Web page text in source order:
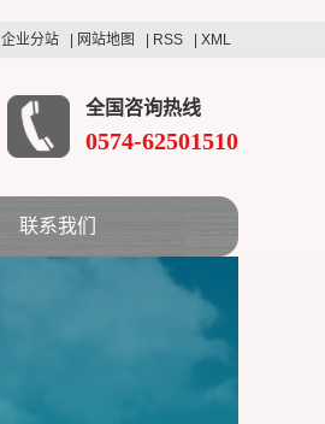
企业分站 网站地图 RSS XML
全国咨询热线
0574-62501510
联系我们